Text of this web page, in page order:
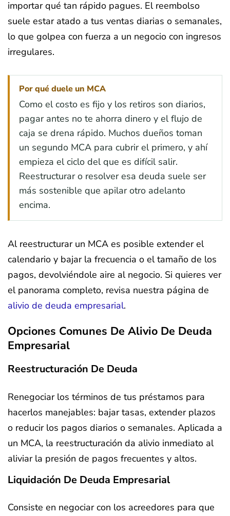
importar qué tan rápido pagues. El reembolso
suele estar atado a tus ventas diarias o semanales,
lo que golpea con fuerza a un negocio con ingresos
irregulares.
Por qué duele un MCA
Como el costo es fijo y los retiros son diarios,
pagar antes no te ahorra dinero y el flujo de
caja se drena rápido. Muchos dueños toman
un segundo MCA para cubrir el primero, y ahí
empieza el ciclo del que es difícil salir.
Reestructurar o resolver esa deuda suele ser
más sostenible que apilar otro adelanto
encima.
Al reestructurar un MCA es posible extender el
calendario y bajar la frecuencia o el tamaño de los
pagos, devolviéndole aire al negocio. Si quieres ver
el panorama completo, revisa nuestra página de
alivio de deuda empresarial.
Opciones Comunes De Alivio De Deuda
Empresarial
Reestructuración De Deuda
Renegociar los términos de tus préstamos para
hacerlos manejables: bajar tasas, extender plazos
o reducir los pagos diarios o semanales. Aplicada a
un MCA, la reestructuración da alivio inmediato al
aliviar la presión de pagos frecuentes y altos.
Liquidación De Deuda Empresarial
Consiste en negociar con los acreedores para que